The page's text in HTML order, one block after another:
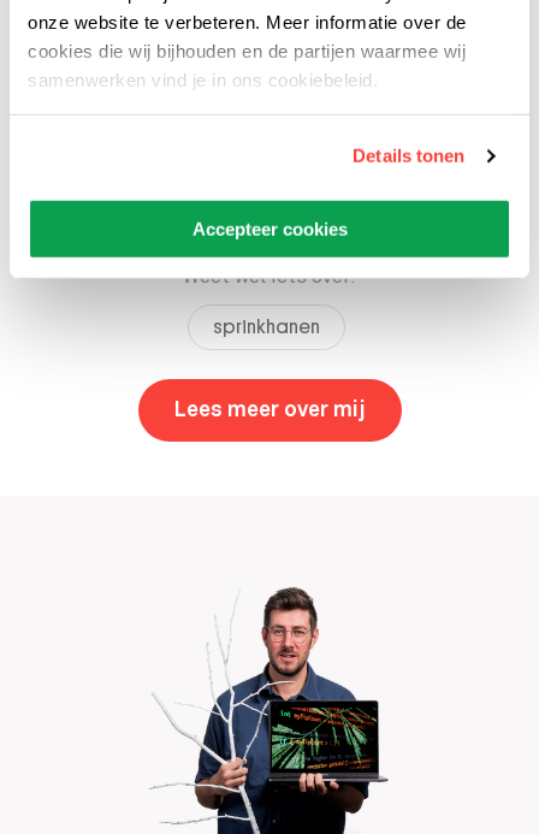
onze website te verbeteren. Meer informatie over de
cookies die wij bijhouden en de partijen waarmee wij
samenwerken vind je in ons cookiebeleid.
Details tonen
Accepteer cookies
Weet wel iets over:
sprinkhanen
Lees meer over mij Luc Willemse